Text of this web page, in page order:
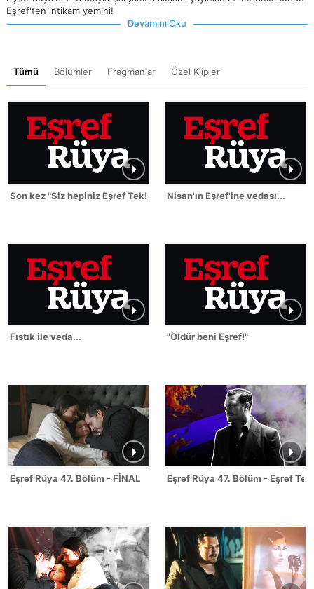
Eşref'ten intikam yemini!
Devamını Oku
Tümü Bölümler Fragmanlar Özel Klipler
Son kez "Siz hepiniz Eşref Tek!" Nisan'ın Eşref'ine vedası...
Fıstık ile veda... "Öldür beni Eşref!"
Eşref Rüya 47. Bölüm - FİNAL Eşref Rüya 47. Bölüm - Eşref